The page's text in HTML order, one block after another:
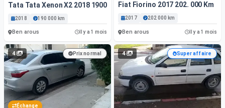
Tata Tata Xenon X2 2018 19000 Km
2018 190 000 km
Ben arous Il y a 1 mois
Fiat Fiorino 2017 202. 000 Km
2017 202 000 km
Ben arous Il y a 1 mois
4
Échange
Prix normal 4 Super affaire